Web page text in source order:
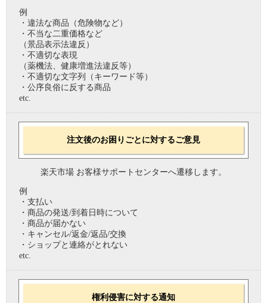
例
・違法な商品（危険物など）
・不当な二重価格など
（景品表示法違反）
・不適切な表現
（薬機法、健康増進法違反等）
・不適切な文字列（キーワード等）
・公序良俗に反する商品
etc.
注文後のお困りごとに対するご意見
楽天市場 お客様サポートセンターへ遷移します。
例
・支払い
・商品の発送/到着日時について
・商品が届かない
・キャンセル/返金/返品/交換
・ショップと連絡がとれない
etc.
権利侵害に対する通知